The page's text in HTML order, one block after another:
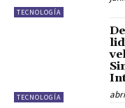
TECNOLOGÍA
TECNOLOGÍA